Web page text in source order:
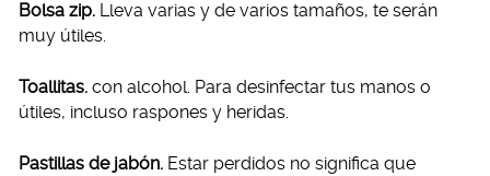
Bolsa zip. Lleva varias y de varios tamaños, te serán
muy útiles.
Toallitas. con alcohol. Para desinfectar tus manos o
útiles, incluso raspones y heridas.
Pastillas de jabón. Estar perdidos no significa que